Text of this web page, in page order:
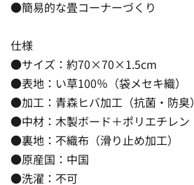
●簡易的な畳コーナーづくり
仕様
●サイズ：約70×70×1.5cm
●表地：い草100％（袋メセキ織）
●加工：青森ヒバ加工（抗菌・防臭）
●中材：木製ボード＋ポリエチレン
●裏地：不織布（滑り止め加工）
●原産国：中国
●洗濯：不可